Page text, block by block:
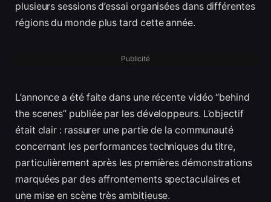
plusieurs sessions d’essai organisées dans différentes
régions du monde plus tard cette année.
Publicité
L’annonce a été faite dans une récente vidéo “behind
the scenes” publiée par les développeurs. L’objectif
était clair : rassurer une partie de la communauté
concernant les performances techniques du titre,
particulièrement après les premières démonstrations
marquées par des affrontements spectaculaires et
une mise en scène très ambitieuse.